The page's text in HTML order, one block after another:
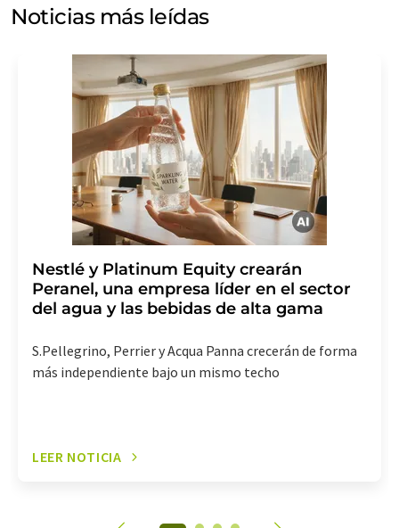
electrónico a efectos publicitarios o de investigación de
mercado y opinión. Puede revocar en todo momento su
de indicar los motivos informando por correo postal a
LUMITOS AG, Ernst-Augustin-Str. 2, 12489 Berlín
(Alemania) o por correo electrónico a
revoke@lumitos.com. Además, en cada correo
electrónico se incluye un enlace para anular la
suscripción al boletín informativo correspondiente.
Noticias más leídas
Nestlé y Platinum Equity crearán
Peranel, una empresa líder en el sector
del agua y las bebidas de alta gama
S.Pellegrino, Perrier y Acqua Panna crecerán de forma
más independiente bajo un mismo techo
LEER NOTICIA